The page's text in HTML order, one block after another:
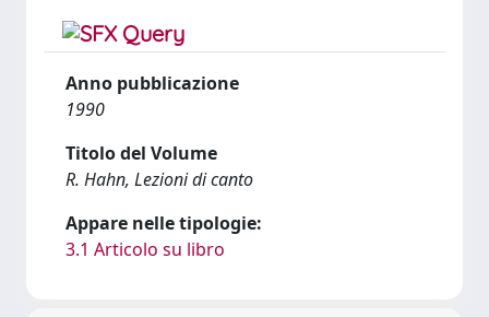
Anno pubblicazione
1990
Titolo del Volume
R. Hahn, Lezioni di canto
Appare nelle tipologie:
3.1 Articolo su libro